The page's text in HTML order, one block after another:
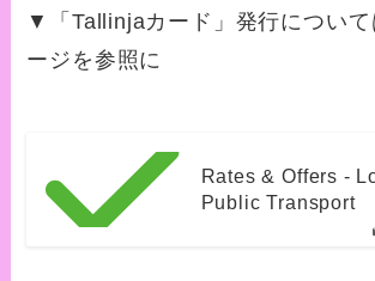
▼「Tallinjaカード」発行につい
ージを参照に
Rates & Offers -
Public Transport